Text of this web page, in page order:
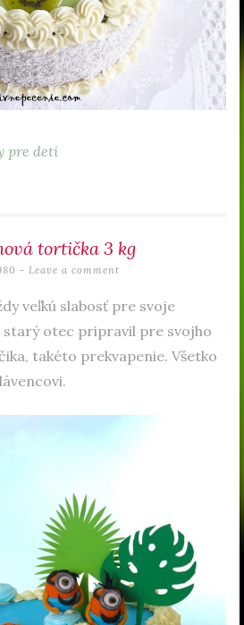
pre deti
tortička 3 kg
Leave a comment
veľkú slabosť pre svoje
otec pripravil pre svojho
takéto prekvapenie. Všetko